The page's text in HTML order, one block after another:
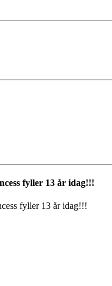
fyller 13 år idag!!!